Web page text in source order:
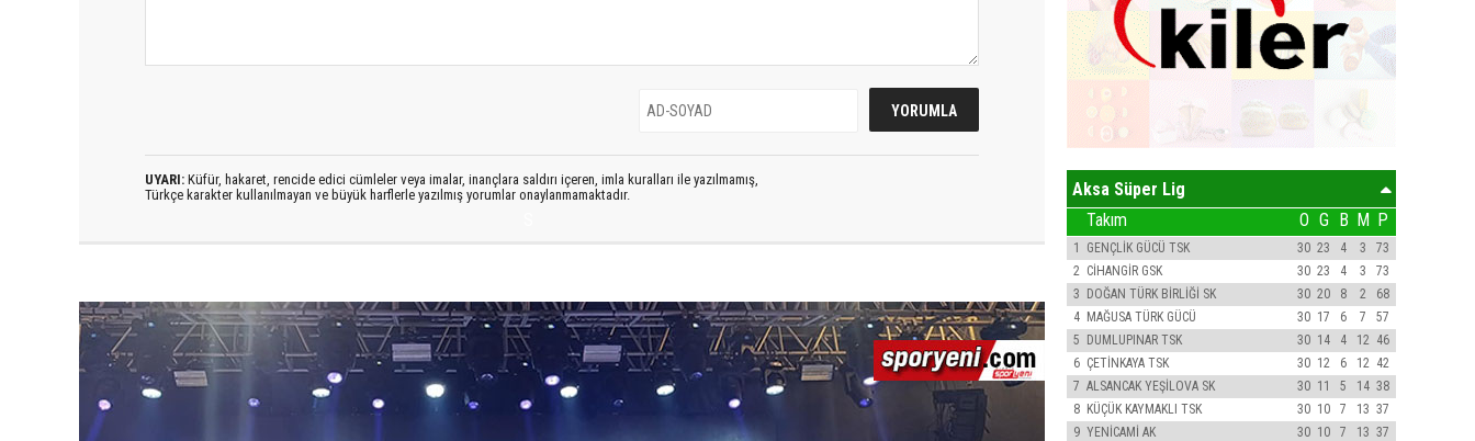
UYARI: Küfür, hakaret, rencide edici cümleler veya imalar, inançlara saldırı içeren, imla kuralları ile yazılmamış,
Türkçe karakter kullanılmayan ve büyük harflerle yazılmış yorumlar onaylanmamaktadır.
Aksa Süper Lig
Takım O G B M P
1 GENÇLİK GÜCÜ TSK 30 23 4 3
73
2 CİHANGİR GSK 30 23 4 3
73
3 DOĞAN TÜRK BİRLİĞİ SK 30 20 8 2
68
4 MAĞUSA TÜRK GÜCÜ 30 17 6 7
57
5 DUMLUPINAR TSK 30 14 4 12 46
6 ÇETİNKAYA TSK 30 12 6 12 42
7 ALSANCAK YEŞİLOVA SK 30 11 5 14 38
8 KÜÇÜK KAYMAKLI TSK 30 10 7 13 37
9 YENİCAMİ AK 30 10 7 13 37